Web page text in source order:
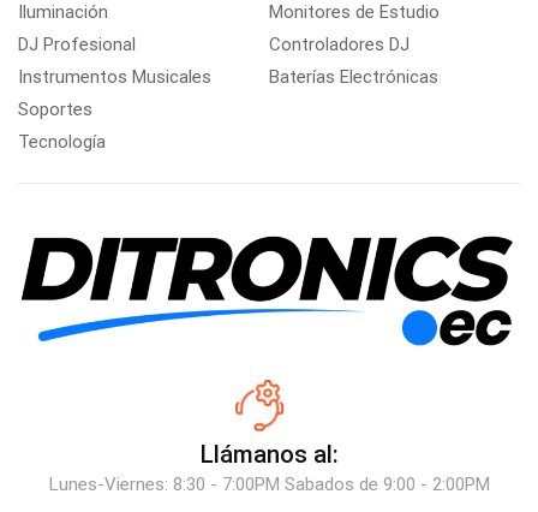
Iluminación
DJ Profesional
Instrumentos Musicales
Soportes
Tecnología
Monitores de Estudio
Controladores DJ
Baterías Electrónicas
Llámanos al:
Lunes-Viernes: 8:30 - 7:00PM Sabados de 9:00 - 2:00PM